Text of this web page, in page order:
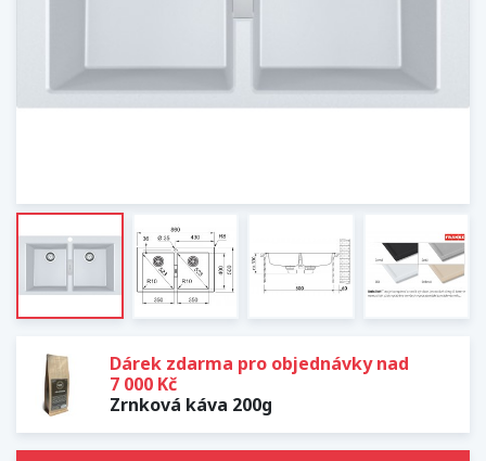
Dárek zdarma pro objednávky nad
7 000 Kč
Zrnková káva 200g